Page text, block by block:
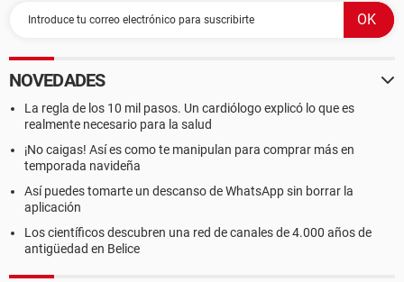
NOVEDADES
La regla de los 10 mil pasos. Un cardiólogo explicó lo que es
realmente necesario para la salud
¡No caigas! Así es como te manipulan para comprar más en
temporada navideña
Así puedes tomarte un descanso de WhatsApp sin borrar la
aplicación
Los científicos descubren una red de canales de 4.000 años de
antigüedad en Belice